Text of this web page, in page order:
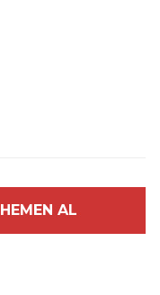
HEMEN AL